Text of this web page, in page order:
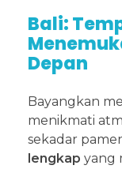
Bali:
Depan
Bayangkan
menikmati
sekadar
lengkap yang